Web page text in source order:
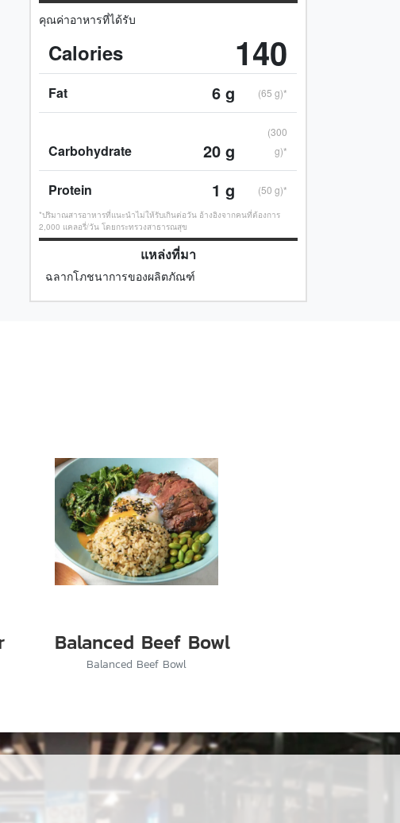
คุณค่าอาหารที่ได้รับ
Calories 140
Fat 6 g (65 g)*
Carbohydrate 20 g
(300
g)*
Protein 1 g (50 g)*
*ปริมาณสารอาหารที่แนะนำไม่ให้รับเกินต่อวัน อ้างอิงจากคนที่ต้องการ
2,000 แคลอรี่/วัน โดยกระทรวงสาธารณสุข
แหล่งที่มา
ฉลากโภชนาการของผลิตภัณฑ์
Balanced Beef Bowl
Balanced Beef Bowl